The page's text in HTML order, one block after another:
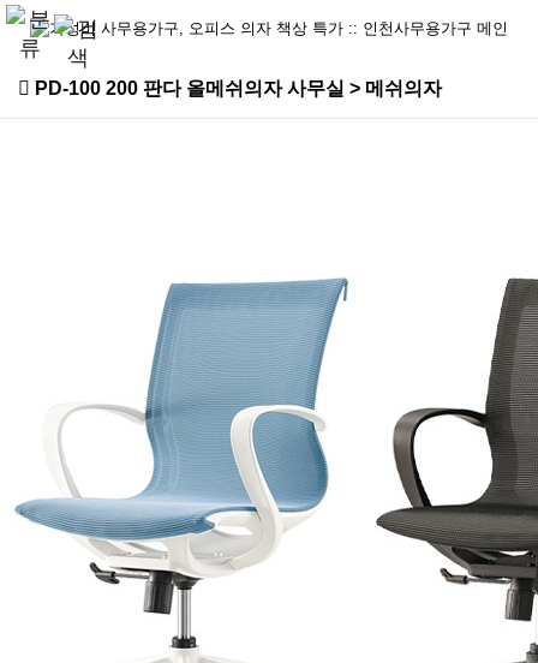
PD-100 200 판다 올메쉬의자 사무실 > 메쉬의자